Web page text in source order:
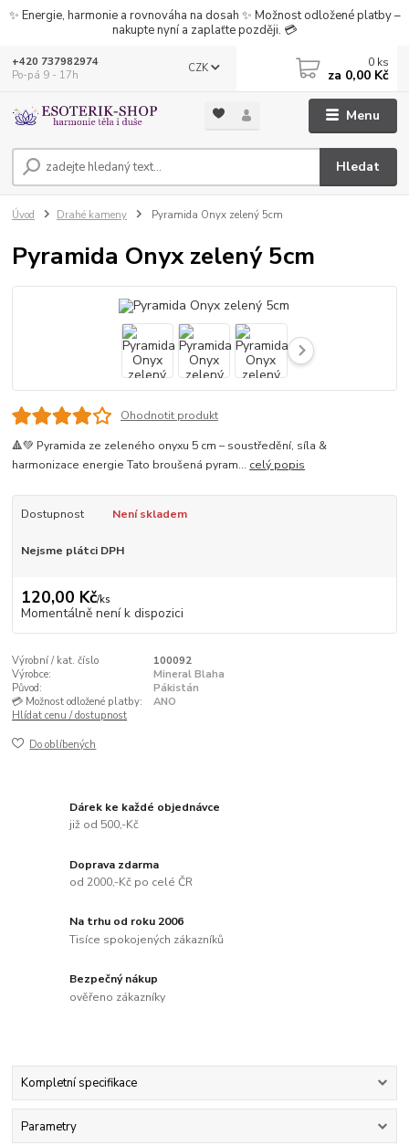
✨ Energie, harmonie a rovnováha na dosah ✨ Možnost odložené platby –
nakupte nyní a zaplaťte později. 💳
Menu
CZK
Hledat
+420 737982974
Po-pá 9 - 17h
0 ks
za 0,00 Kč
Úvod Drahé kameny Pyramida Onyx zelený 5cm
Pyramida Onyx zelený 5cm
Ohodnotit produkt
🔺💚 Pyramida ze zeleného onyxu 5 cm – soustředění, síla &
harmonizace energie Tato broušená pyram... celý popis
Dostupnost Není skladem
Nejsme plátci DPH
120,00 Kč/ks
Momentálně není k dispozici
Výrobní / kat. číslo
100092
Výrobce:
Mineral Blaha
Původ:
Pákistán
💳 Možnost odložené platby:
ANO
Hlídat cenu / dostupnost
Do oblíbených
Dárek ke každé objednávce
již od 500,-Kč
Doprava zdarma
od 2000,-Kč po celé ČR
Na trhu od roku 2006
Tisíce spokojených zákazníků
Bezpečný nákup
ověřeno zákazníky
Kompletní specifikace
Parametry